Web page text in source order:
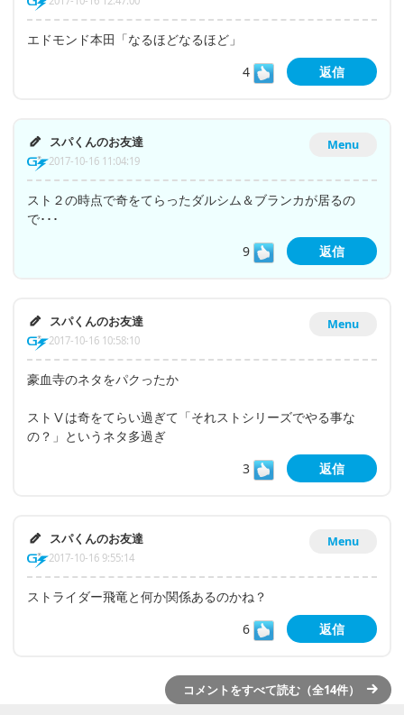
エドモンド本田「なるほどなるほど」
4
返信
Menu
スパくんのお友達
2017-10-16 11:04:19
スト２の時点で奇をてらったダルシム＆ブランカが居るの
で･･･
9
返信
Menu
スパくんのお友達
2017-10-16 10:58:10
豪血寺のネタをパクったか
ストⅤは奇をてらい過ぎて「それストシリーズでやる事な
の？」というネタ多過ぎ
3
返信
Menu
スパくんのお友達
2017-10-16 9:55:14
ストライダー飛竜と何か関係あるのかね？
6
返信
コメントをすべて読む（全14件）